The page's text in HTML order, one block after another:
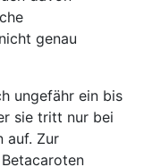
genau
ungefähr ein bis
sie tritt nur bei
auf. Zur